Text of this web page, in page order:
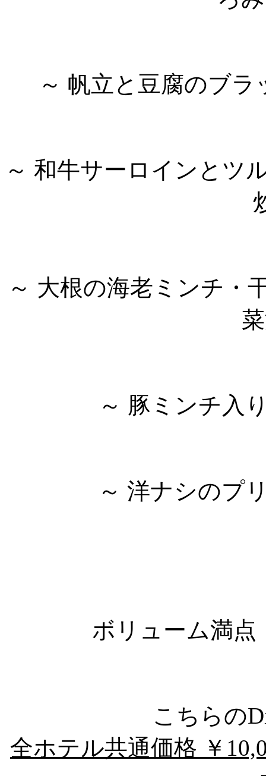
～ 帆立と豆腐のブ
～ 和牛サーロインとツ
～ 大根の海老ミンチ
～ 豚ミンチ入
～ 洋ナシのプ
ボリューム満点
こちらの
全ホテル共通価格 ￥